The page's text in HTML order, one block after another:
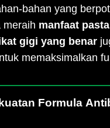
bahan yang
meraih manfaat
gigi yang benar
memaksimalkan
Formula